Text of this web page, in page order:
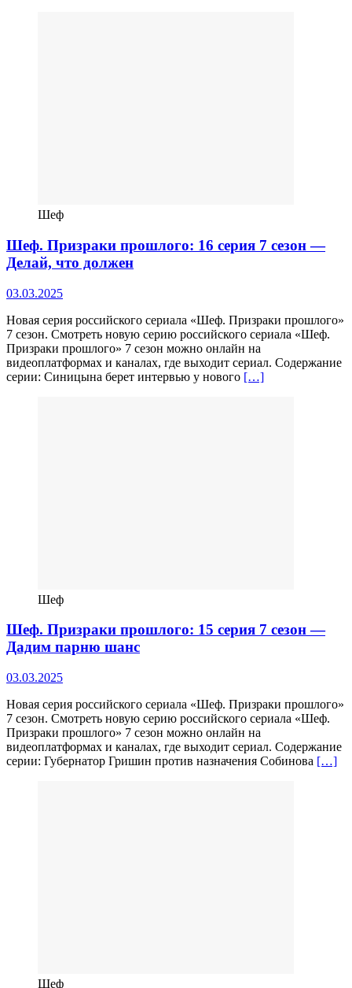
Шеф
Шеф. Призраки прошлого: 16 серия 7 сезон —
Делай, что должен
03.03.2025
Новая серия российского сериала «Шеф. Призраки прошлого»
7 сезон. Смотреть новую серию российского сериала «Шеф.
Призраки прошлого» 7 сезон можно онлайн на
видеоплатформах и каналах, где выходит сериал. Содержание
серии: Синицына берет интервью у нового […]
Шеф
Шеф. Призраки прошлого: 15 серия 7 сезон —
Дадим парню шанс
03.03.2025
Новая серия российского сериала «Шеф. Призраки прошлого»
7 сезон. Смотреть новую серию российского сериала «Шеф.
Призраки прошлого» 7 сезон можно онлайн на
видеоплатформах и каналах, где выходит сериал. Содержание
серии: Губернатор Гришин против назначения Собинова […]
Шеф